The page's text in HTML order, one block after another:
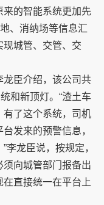
来的智能系统更加先
、消纳场等信息汇
现城管、交管、交
龙臣介绍，该公司共
和新顶灯。“渣土车
有了这个系统，司机
发来的预警信息，
李龙臣说，按规定，
向城管部门报备出
直接统一在平台上